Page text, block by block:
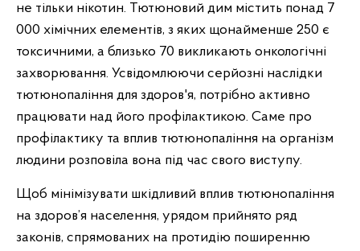
не тільки нікотин. Тютюновий дим містить понад 7
000 хімічних елементів, з яких щонайменше 250 є
токсичними, а близько 70 викликають онкологічні
захворювання. Усвідомлюючи серйозні наслідки
тютюнопаління для здоров'я, потрібно активно
працювати над його профілактикою. Саме про
профілактику та вплив тютюнопаління на організм
людини розповіла вона під час свого виступу.
Щоб мінімізувати шкідливий вплив тютюнопаління
на здоров’я населення, урядом прийнято ряд
законів, спрямованих на протидію поширенню